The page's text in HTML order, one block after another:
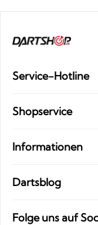
Service-Hotline
Shopservice
Informationen
Dartsblog
Folge uns auf